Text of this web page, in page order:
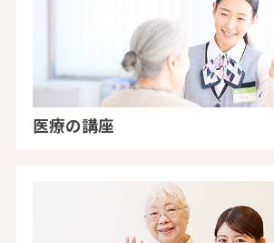
医療の講座